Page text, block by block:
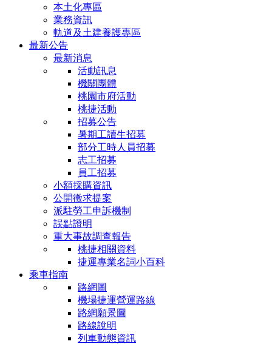
本土化專區
業務資訊
軌道及土建養護專區
最新公告
最新消息
活動訊息
機關團體
桃園市府活動
桃捷活動
招募公告
暑期工讀生招募
部分工時人員招募
志工招募
員工招募
小額採購資訊
公開徵求提案
派駐勞工申訴機制
誤點證明
重大事故調查報告
桃捷相關資料
捷運專業名詞小百科
乘車指南
路網圖
機場捷運營運路線
路網願景圖
路線說明
列車動態資訊